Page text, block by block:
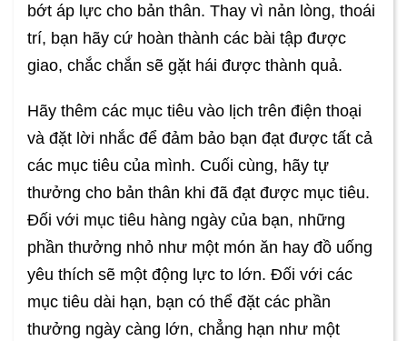
bớt áp lực cho bản thân. Thay vì nản lòng, thoái
trí, bạn hãy cứ hoàn thành các bài tập được
giao, chắc chắn sẽ gặt hái được thành quả.
Hãy thêm các mục tiêu vào lịch trên điện thoại
và đặt lời nhắc để đảm bảo bạn đạt được tất cả
các mục tiêu của mình. Cuối cùng, hãy tự
thưởng cho bản thân khi đã đạt được mục tiêu.
Đối với mục tiêu hàng ngày của bạn, những
phần thưởng nhỏ như một món ăn hay đồ uống
yêu thích sẽ một động lực to lớn. Đối với các
mục tiêu dài hạn, bạn có thể đặt các phần
thưởng ngày càng lớn, chẳng hạn như một